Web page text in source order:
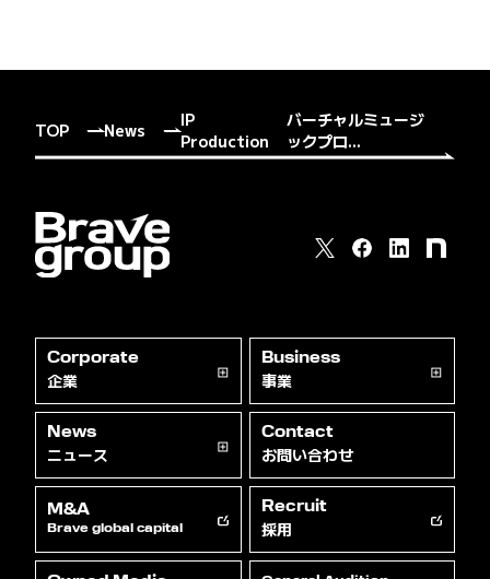
TOP News
IP
Production
バーチャルミュージ
ックプロ...
Corporate
企業
Business
事業
News
ニュース
Contact
お問い合わせ
M&A
Brave global capital
Recruit
採用